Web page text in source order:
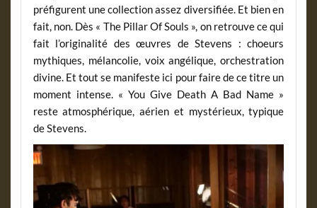
préfigurent une collection assez diversifiée. Et bien en
fait, non. Dès « The Pillar Of Souls », on retrouve ce qui
fait l’originalité des œuvres de Stevens : choeurs
mythiques, mélancolie, voix angélique, orchestration
divine. Et tout se manifeste ici pour faire de ce titre un
moment intense. « You Give Death A Bad Name »
reste atmosphérique, aérien et mystérieux, typique
de Stevens.